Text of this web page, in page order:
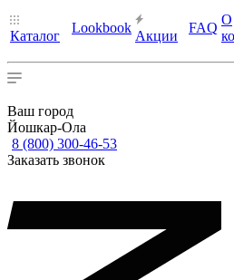
Каталог
Lookbook
Акции
FAQ
О
Ваш город
Йошкар-Ола
8 (800) 300-46-53
Заказать звонок